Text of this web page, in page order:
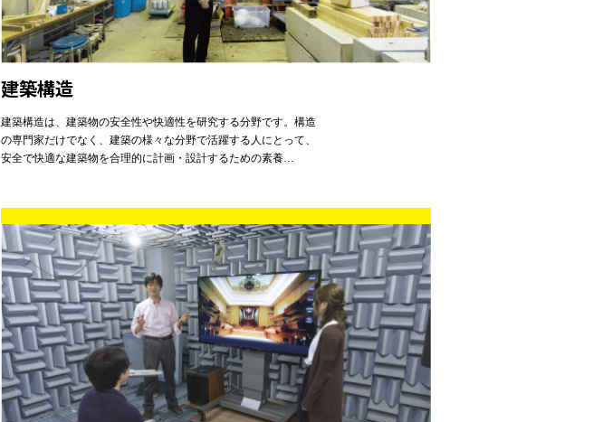
建築構造
建築構造は、建築物の安全性や快適性を研究する分野です。構造
の専門家だけでなく、建築の様々な分野で活躍する人にとって、
安全で快適な建築物を合理的に計画・設計するための素養…